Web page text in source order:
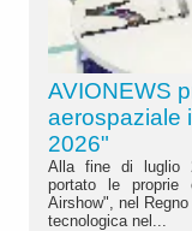
AVIONEWS
aerospaziale
2026"
Alla fine di luglio
portato le proprie
Airshow", nel
tecnologica nel...